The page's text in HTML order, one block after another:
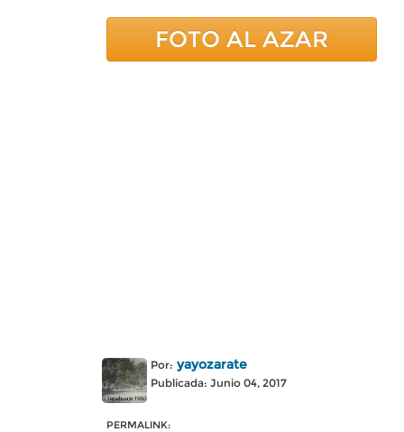
FOTO AL AZAR
Por: yayozarate
Publicada: Junio 04, 2017
PERMALINK: